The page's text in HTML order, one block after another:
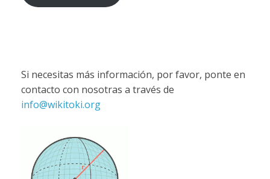
Si necesitas más información, por favor, ponte en
contacto con nosotras a través de
info@wikitoki.org